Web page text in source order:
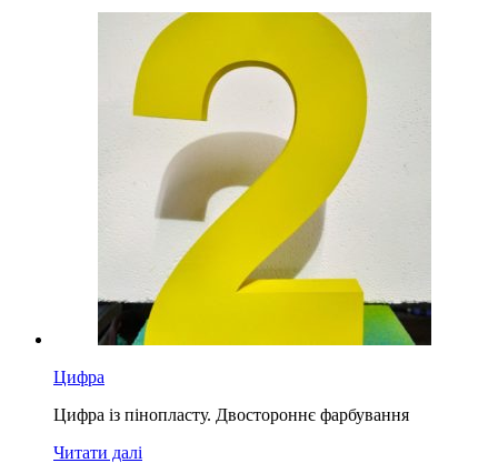
Цифра
Цифра із пінопласту. Двостороннє фарбування
Читати далі